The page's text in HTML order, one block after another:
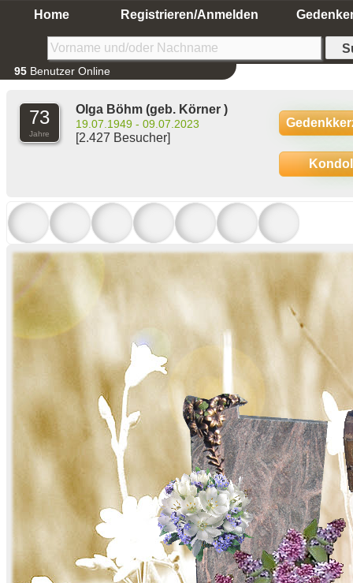
Home Registrieren/Anmelden
95 Benutzer Online
73
Jahre
Olga Böhm (geb. Körner )
19.07.1949 - 09.07.2023
[2.427 Besucher]